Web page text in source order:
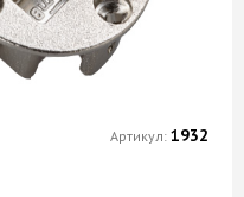
Артикул: 1932